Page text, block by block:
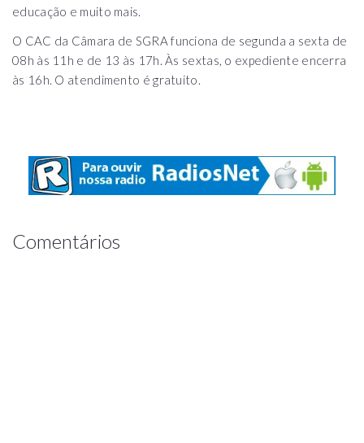
educação e muito mais.
O CAC da Câmara de SGRA funciona de segunda a sexta de
08h às 11h e de 13 às 17h. Às sextas, o expediente encerra
às 16h. O atendimento é gratuito.
Comentários